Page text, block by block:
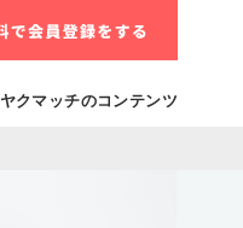
ヤクマッチのコンテンツ